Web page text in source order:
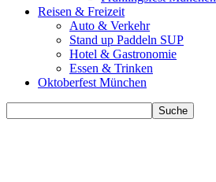
Reisen & Freizeit
Auto & Verkehr
Stand up Paddeln SUP
Hotel & Gastronomie
Essen & Trinken
Oktoberfest München